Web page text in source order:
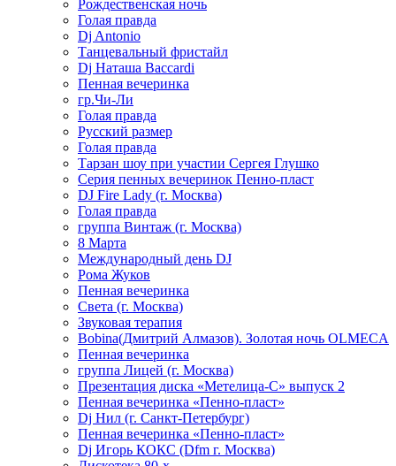
Рождественская ночь
Голая правда
Dj Antonio
Танцевальный фристайл
Dj Наташа Baccardi
Пенная вечеринка
гр.Чи-Ли
Голая правда
Русский размер
Голая правда
Тарзан шоу при участии Сергея Глушко
Серия пенных вечеринок Пенно-пласт
DJ Fire Lady (г. Москва)
Голая правда
группа Винтаж (г. Москва)
8 Марта
Международный день DJ
Рома Жуков
Пенная вечеринка
Света (г. Москва)
Звуковая терапия
Bobina(Дмитрий Алмазов). Золотая ночь OLMECA
Пенная вечеринка
группа Лицей (г. Москва)
Презентация диска «Метелица-С» выпуск 2
Пенная вечеринка «Пенно-пласт»
Dj Нил (г. Санкт-Петербург)
Пенная вечеринка «Пенно-пласт»
Dj Игорь КОКС (Dfm г. Москва)